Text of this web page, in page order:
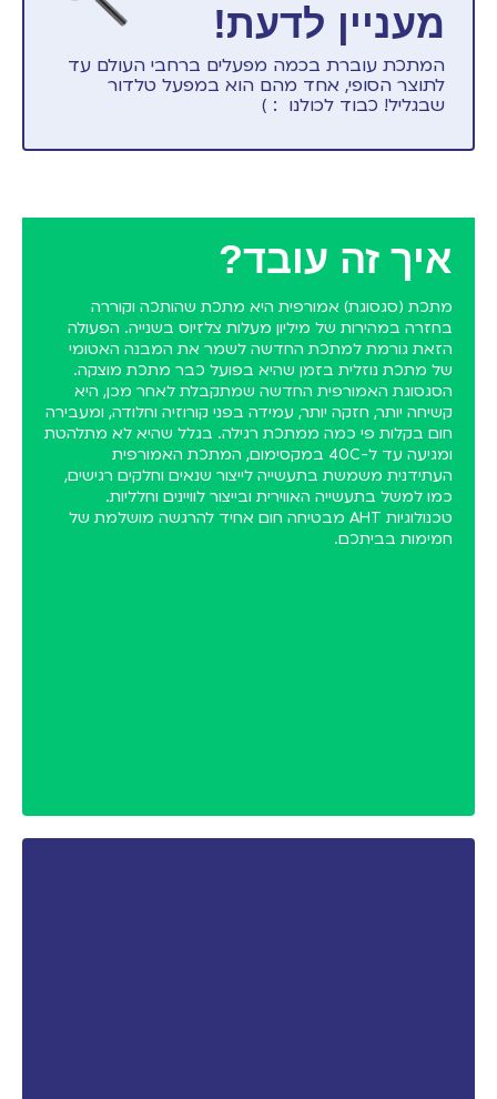
מעניין לדעת!
המתכת עוברת בכמה מפעלים ברחבי העולם עד
לתוצר הסופי, אחד מהם הוא במפעל טלדור
שבגליל! כבוד לכולנו : )
איך זה עובד?
מתכת (סגסוגת) אמורפית היא מתכת שהותכה וקוררה
בחזרה במהירות של מיליון מעלות צלזיוס בשנייה. הפעולה
הזאת גורמת למתכת החדשה לשמר את המבנה האטומי
של מתכת נוזלית בזמן שהיא בפועל כבר מתכת מוצקה.
הסגסוגת האמורפית החדשה שמתקבלת לאחר מכן, היא
קשיחה יותר, חזקה יותר, עמידה בפני קורוזיה וחלודה, ומעבירה
חום בקלות פי כמה ממתכת רגילה. בגלל שהיא לא מתלהטת
ומגיעה עד ל-40C במקסימום, המתכת האמורפית
העתידנית משמשת בתעשייה לייצור שנאים וחלקים רגישים,
כמו למשל בתעשייה האווירית ובייצור לוויינים וחלליות.
טכנולוגיות AHT מבטיחה חום אחיד להרגשה מושלמת של
חמימות בביתכם.